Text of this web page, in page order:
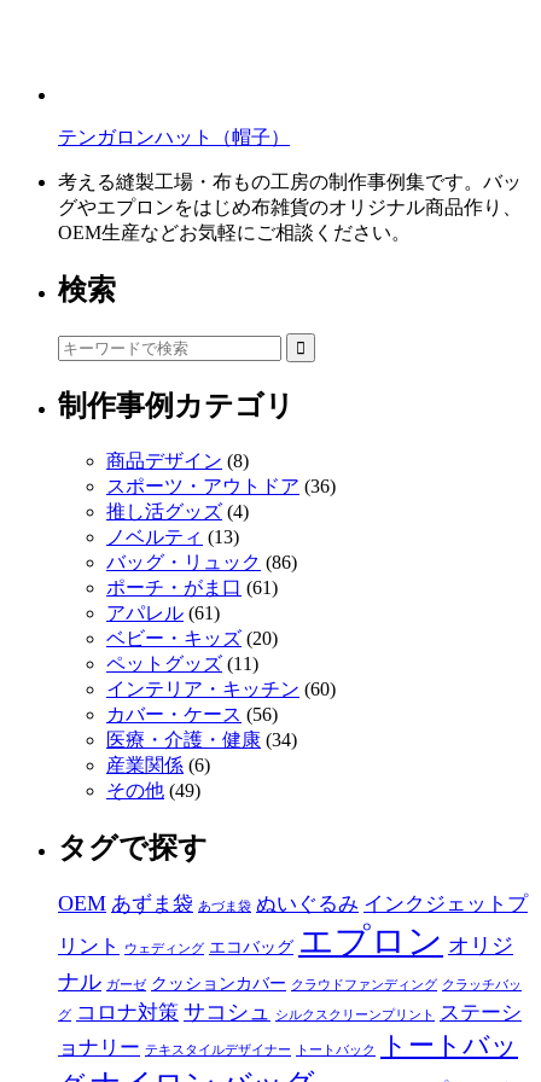
テンガロンハット（帽子）
考える縫製工場・布もの工房の制作事例集です。バッ
グやエプロンをはじめ布雑貨のオリジナル商品作り、
OEM生産などお気軽にご相談ください。
検索
制作事例カテゴリ
商品デザイン (8)
スポーツ・アウトドア (36)
推し活グッズ (4)
ノベルティ (13)
バッグ・リュック (86)
ポーチ・がま口 (61)
アパレル (61)
ベビー・キッズ (20)
ペットグッズ (11)
インテリア・キッチン (60)
カバー・ケース (56)
医療・介護・健康 (34)
産業関係 (6)
その他 (49)
タグで探す
OEM あずま袋 あづま袋 ぬいぐるみ インクジェットプ
リント
ウェディング エコバッグ エプロン オリジ
ナル ガーゼ クッションカバー クラウドファンディング クラッチバッ
グ コロナ対策 サコシュ シルクスクリーンプリント
ステーシ
ョナリー テキスタイルデザイナー トートバック
トートバッ